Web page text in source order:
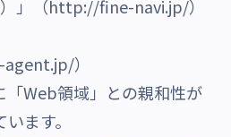
」（http://fine-navi.jp/）
）
「Web領域」との親和性が
ます。